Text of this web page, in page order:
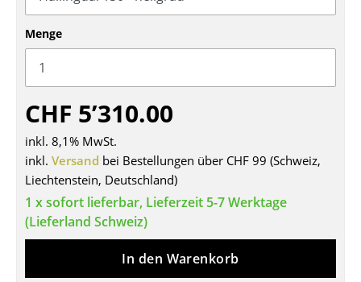
Einzelteile
... alle Sitzmöbel
Tische
Esstische
Beistelltische
Couchtische
Schreibtische
Sekretäre & PC-Tische
Menge
CHF 5’310.00
inkl. 8,1% MwSt.
inkl. Versand bei Bestellungen über CHF 99 (Schweiz,
Liechtenstein, Deutschland)
1 x sofort lieferbar, Lieferzeit 5-7 Werktage
(Lieferland Schweiz)
In den Warenkorb